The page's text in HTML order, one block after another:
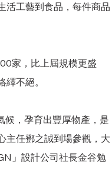
活工藝到食品，每件商品
家，比上屆規模更盛
絡繹不絕。
候，孕育出豐厚物產，是
主任鄧之誠到場參觀，大
」設計公司社長金谷勉